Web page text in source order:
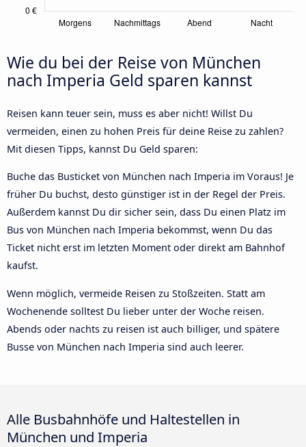
Wie du bei der Reise von München
nach Imperia Geld sparen kannst
Reisen kann teuer sein, muss es aber nicht! Willst Du
vermeiden, einen zu hohen Preis für deine Reise zu zahlen?
Mit diesen Tipps, kannst Du Geld sparen:
Buche das Busticket von München nach Imperia im Voraus! Je
früher Du buchst, desto günstiger ist in der Regel der Preis.
Außerdem kannst Du dir sicher sein, dass Du einen Platz im
Bus von München nach Imperia bekommst, wenn Du das
Ticket nicht erst im letzten Moment oder direkt am Bahnhof
kaufst.
Wenn möglich, vermeide Reisen zu Stoßzeiten. Statt am
Wochenende solltest Du lieber unter der Woche reisen.
Abends oder nachts zu reisen ist auch billiger, und spätere
Busse von München nach Imperia sind auch leerer.
Alle Busbahnhöfe und Haltestellen in
München und Imperia